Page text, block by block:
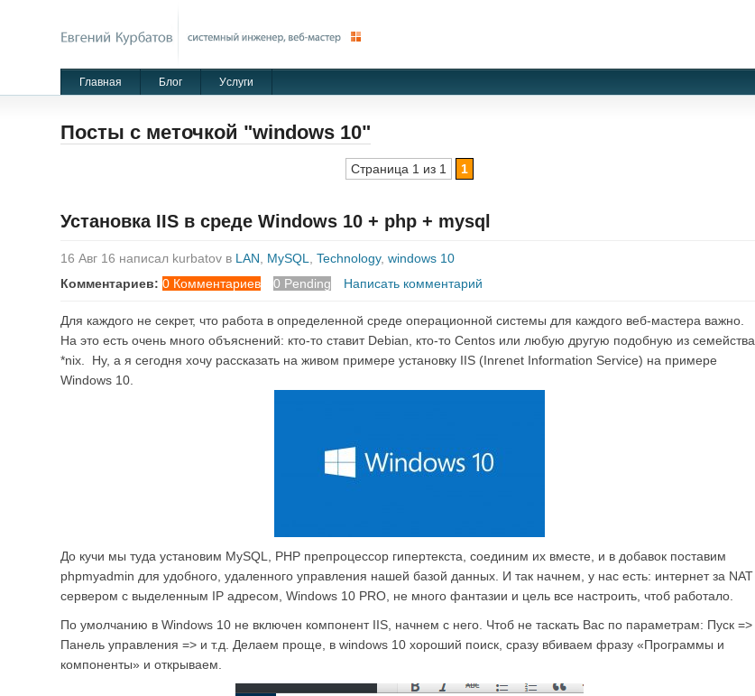
Главная Блог Уcлуги
Посты с меточкой "windows 10"
Страница 1 из 1 1
Установка IIS в среде Windows 10 + php + mysql
16 Авг 16 написал kurbatov в LAN MySQL ,Technology,windows 10
Комментариев: 0 Комментариев 0 Pending Написать комментарий
Для каждого не секрет, что работа в определенной среде операционной системы для каждого веб-мастера важно.
На это есть очень много объяснений: кто-то ставит Debian, кто-то Centos или любую другую подобную из семейства
*nix. Ну, а я сегодня хочу рассказать на живом примере установку IIS (Inrenet Information Service) на примере
Windows 10.
До кучи мы туда установим MySQL, PHP препроцессор гипертекста, соединим их вместе, и в добавок поставим
phpmyadmin для удобного, удаленного управления нашей базой данных. И так начнем, у нас есть: интернет за NAT
сервером с выделенным IP адресом, Windows 10 PRO, не много фантазии и цель все настроить, чтоб работало.
По умолчанию в Windows 10 не включен компонент IIS, начнем с него. Чтоб не таскать Вас по параметрам: Пуск =>
Панель управления => и т.д. Делаем проще, в windows 10 хороший поиск, сразу вбиваем фразу «Программы и
компоненты» и открываем.